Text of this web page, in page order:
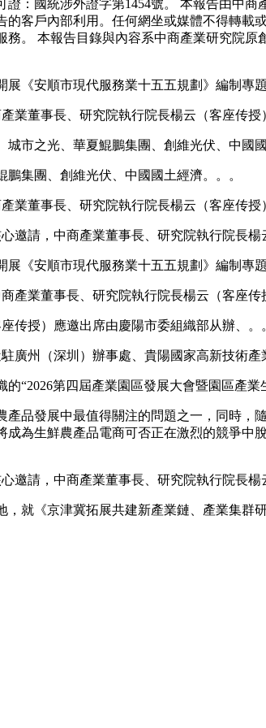
國統涉外證字第1454號。 本報告由中商
客戶內部利用。任何網坐或媒體不得轉載
。 本報告目錄與內容系中商產業研究院
《安順市現代服務業十五五規劃》編制專題
董事長、研究院執行院長楊云（客座传授
之光、華夏鯤鵬集團、創維光伏、中國國
集團、創維光伏、中國國土經濟。。。
董事長、研究院執行院長楊云（客座传授
請，中商產業董事長、研究院執行院長楊
《安順市現代服務業十五五規劃》編制專題
業董事長、研究院執行院長楊云（客座传
授）應邀出席由慶陽市委組織部从辦、。
州（深圳）辦事處、貴陽國家高新技術產
第四屆產業園區發展大會暨園區產業
發展中最值得關注的問題之一，同時，
為生鮮農產品電商可否正在激烈的競爭中
請，中商產業董事長、研究院執行院長楊
《京津冀拓展共建新產業鏈、產業集群研